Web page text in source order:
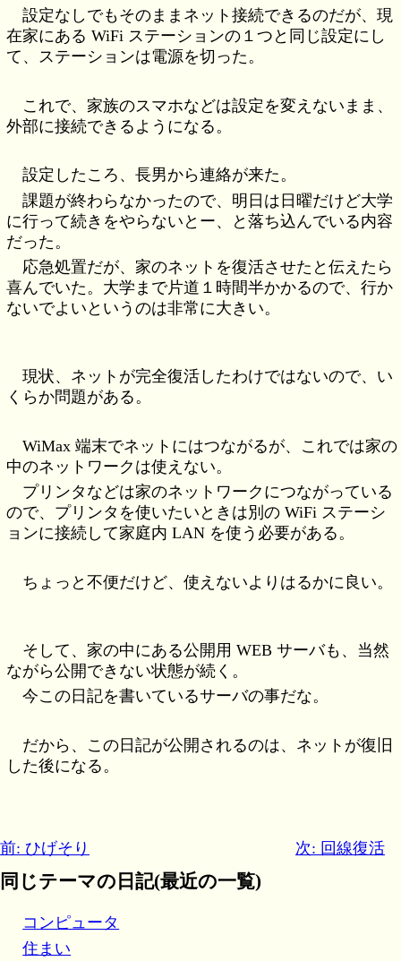
設定なしでもそのままネット接続できるのだが、現
在家にある WiFi ステーションの１つと同じ設定にし
て、ステーションは電源を切った。
これで、家族のスマホなどは設定を変えないまま、
外部に接続できるようになる。
設定したころ、長男から連絡が来た。
課題が終わらなかったので、明日は日曜だけど大学
に行って続きをやらないとー、と落ち込んでいる内容
だった。
応急処置だが、家のネットを復活させたと伝えたら
喜んでいた。大学まで片道１時間半かかるので、行か
ないでよいというのは非常に大きい。
現状、ネットが完全復活したわけではないので、い
くらか問題がある。
WiMax 端末でネットにはつながるが、これでは家の
中のネットワークは使えない。
プリンタなどは家のネットワークにつながっている
ので、プリンタを使いたいときは別の WiFi ステーシ
ョンに接続して家庭内 LAN を使う必要がある。
ちょっと不便だけど、使えないよりはるかに良い。
そして、家の中にある公開用 WEB サーバも、当然
ながら公開できない状態が続く。
今この日記を書いているサーバの事だな。
だから、この日記が公開されるのは、ネットが復旧
した後になる。
前: ひげそり 次: 回線復活
同じテーマの日記(最近の一覧)
コンピュータ
住まい